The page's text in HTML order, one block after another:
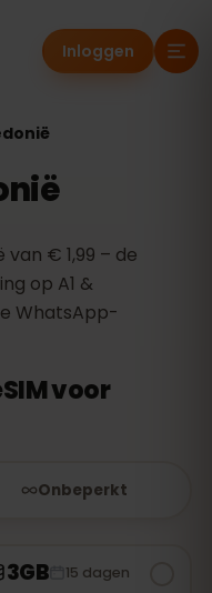
Inloggen
€ 1,99 – de
op A1 &
WhatsApp-
voor
Onbeperkt
3GB 15 dagen